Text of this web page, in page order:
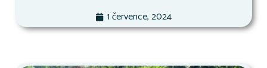
1 července, 2024